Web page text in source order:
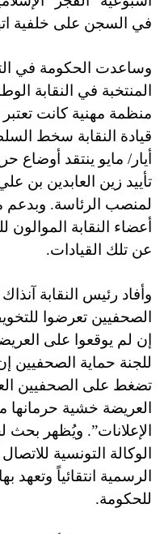
في السجن على خلفية
وساعدت الحكومة في
المنتخبة في النقابة
منظمة مهنية كانت
قيادة النقابة سخط
أيار/ مايو ينتقد أوضاع
تأييد زين العابدين بن
لمنصب الرئاسة. وبدعم
أعضاء النقابة
عن تلك القيادات.
وأفاد رئيس النقابة
الصحفيين تعرضوا
إن لم يوقعوا على
للجنة حماية الصحفيين
تضغط على الصحفيين
العريضة خشية حرمانها
الإعلانات”. ويُظهر بحث
الوكالة
التونسية
الرسمية انتقائياً وتعهد
للحكومة.